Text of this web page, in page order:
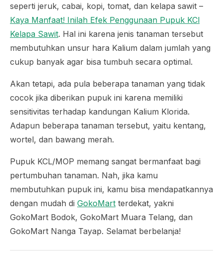
seperti jeruk, cabai, kopi, tomat, dan kelapa sawit –
Kaya Manfaat! Inilah Efek Penggunaan Pupuk KCl
Kelapa Sawit. Hal ini karena jenis tanaman tersebut
membutuhkan unsur hara Kalium dalam jumlah yang
cukup banyak agar bisa tumbuh secara optimal.
Akan tetapi, ada pula beberapa tanaman yang tidak
cocok jika diberikan pupuk ini karena memiliki
sensitivitas terhadap kandungan Kalium Klorida.
Adapun beberapa tanaman tersebut, yaitu kentang,
wortel, dan bawang merah.
Pupuk KCL/MOP memang sangat bermanfaat bagi
pertumbuhan tanaman. Nah, jika kamu
membutuhkan pupuk ini, kamu bisa mendapatkannya
dengan mudah di GokoMart terdekat, yakni
GokoMart Bodok, GokoMart Muara Telang, dan
GokoMart Nanga Tayap. Selamat berbelanja!